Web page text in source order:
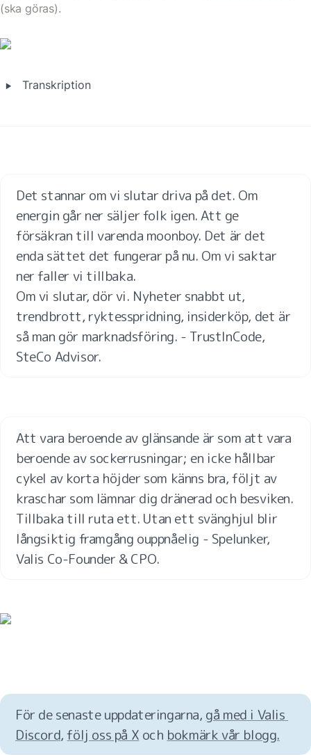
(ska göras).
‣ Transkription
Det stannar om vi slutar driva på det. Om
energin går ner säljer folk igen. Att ge
försäkran till varenda moonboy. Det är det
enda sättet det fungerar på nu. Om vi saktar
ner faller vi tillbaka.
Om vi slutar, dör vi. Nyheter snabbt ut,
trendbrott, ryktesspridning, insiderköp, det är
så man gör marknadsföring. - TrustInCode,
SteCo Advisor.
Att vara beroende av glänsande är som att vara
beroende av sockerrusningar; en icke hållbar
cykel av korta höjder som känns bra, följt av
kraschar som lämnar dig dränerad och besviken.
Tillbaka till ruta ett. Utan ett svänghjul blir
långsiktig framgång ouppnåelig - Spelunker,
Valis Co-Founder & CPO.
För de senaste uppdateringarna, gå med i Valis
Discord, följ oss på X och bokmärk vår blogg.